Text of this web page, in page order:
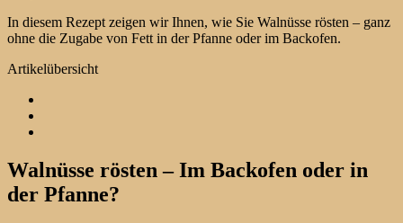
In diesem Rezept zeigen wir Ihnen, wie Sie Walnüsse rösten – ganz
ohne die Zugabe von Fett in der Pfanne oder im Backofen.
Artikelübersicht
Walnüsse rösten – Im Backofen oder in
der Pfanne?